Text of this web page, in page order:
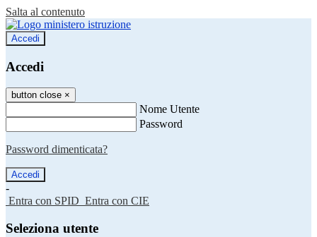
Salta al contenuto
Accedi
Accedi
button close ×
Nome Utente
Password
Password dimenticata?
-
Entra con SPID Entra con CIE
Seleziona utente